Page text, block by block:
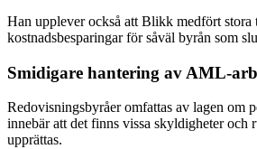
Han upplever också att Blikk medfört stora
kostnadsbesparingar för såväl byrån som
Smidigare hantering av AML-
Redovisningsbyråer omfattas av lagen om
innebär att det finns vissa skyldigheter och
upprättas.